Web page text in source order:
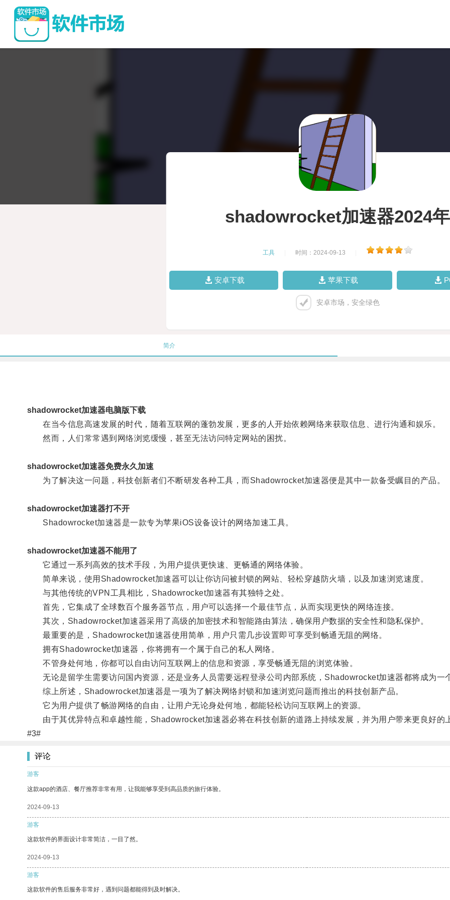
shadowrocket加速器2024年
工具 时间：2024-09-13
安卓下载 苹果下载
安卓市场，安全绿色
简介
shadowrocket加速器电脑版下载
在当今信息高速发展的时代，随着互联网的蓬勃发展，更多的人开始依赖网络来获取信息、进行沟通和娱乐。
然而，人们常常遇到网络浏览缓慢，甚至无法访问特定网站的困扰。
shadowrocket加速器免费永久加速
为了解决这一问题，科技创新者们不断研发各种工具，而Shadowrocket加速器便是其中一款备受瞩目的产品。
shadowrocket加速器打不开
Shadowrocket加速器是一款专为苹果iOS设备设计的网络加速工具。
shadowrocket加速器不能用了
它通过一系列高效的技术手段，为用户提供更快速、更畅通的网络体验。
简单来说，使用Shadowrocket加速器可以让你访问被封锁的网站、轻松穿越防火墙，以及加速浏览速度。
与其他传统的VPN工具相比，Shadowrocket加速器有其独特之处。
首先，它集成了全球数百个服务器节点，用户可以选择一个最佳节点，从而实现更快的网络连接。
其次，Shadowrocket加速器采用了高级的加密技术和智能路由算法，确保用户数据的安全性和隐私保护。
最重要的是，Shadowrocket加速器使用简单，用户只需几步设置即可享受到畅通无阻的网络。
拥有Shadowrocket加速器，你将拥有一个属于自己的私人网络。
不管身处何地，你都可以自由访问互联网上的信息和资源，享受畅通无阻的浏览体验。
无论是留学生需要访问国内资源，还是业务人员需要远程登录公司内部系统，Shadowrocket加速器都将成为一
综上所述，Shadowrocket加速器是一项为了解决网络封锁和加速浏览问题而推出的科技创新产品。
它为用户提供了畅游网络的自由，让用户无论身处何地，都能轻松访问互联网上的资源。
由于其优异特点和卓越性能，Shadowrocket加速器必将在科技创新的道路上持续发展，并为用户带来更良好的
#3#
评论
游客
这款app的酒店、餐厅推荐非常有用，让我能够享受到高品质的旅行体验。
2024-09-13
游客
这款软件的界面设计非常简洁，一目了然。
2024-09-13
游客
这款软件的售后服务非常好，遇到问题都能得到及时解决。